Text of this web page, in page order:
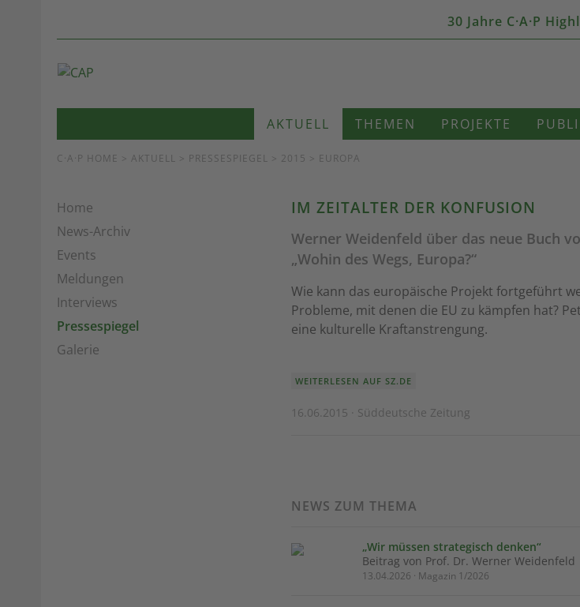
30 Jahre C·A·P
AKTUELL THEMEN PROJEKTE
C·A·P HOME > AKTUELL > PRESSESPIEGEL > 2015 > EUROPA
Home
News-Archiv
Events
Meldungen
Interviews
Pressespiegel
Galerie
IM ZEITALTER DER KONFUSION
Werner Weidenfeld über das neue Buch
„Wohin des Wegs, Europa?“
Wie kann das europäische Projekt fortgeführt
Probleme, mit denen die EU zu kämpfen hat?
eine kulturelle Kraftanstrengung.
WEITERLESEN AUF SZ.DE
16.06.2015 · Süddeutsche Zeitung
NEWS ZUM THEMA
„Wir müssen strategisch denken“
Beitrag von Prof. Dr. Werner Weidenfeld
13.04.2026 · Magazin 1/2026